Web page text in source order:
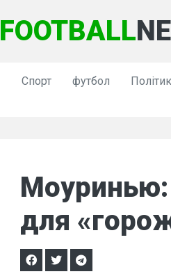
FOOTBALL
Спорт футбол
Моуринью:
для